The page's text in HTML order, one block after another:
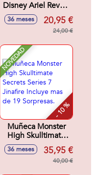
Disney Ariel Reveal
Con Accesorios
Sorpresa.32x18x6
36 meses 20,95 €
24,00 €
NOVEDAD
- 10 %
Muñeca Monster
High Skulltimate
Secrets Series 7
Jinafire Incluye mas
de 19 Sorpresas.
36 meses 35,95 €
40,00 €